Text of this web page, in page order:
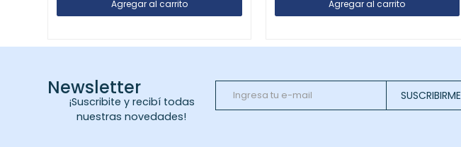
Newsletter
¡Suscribite y recibí todas
nuestras novedades!
SUSCRIBIRME